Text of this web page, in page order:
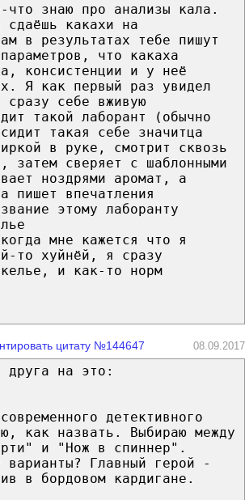
знаю про анализы кала.
сдаёшь какахи на
в результатах тебе пишут
что какаха
консистенции и у неё
Я как первый раз увидел
сразу себе вживую
такой лаборант (обычно
такая себе значитца
в руке, смотрит сквозь
затем сверяет с шаблонными
ноздрями аромат, а
пишет впечатления
этому лаборанту
мне кажется что я
то хуйнёй, я сразу
и как-то норм
цитату №144647 08.09.2017
друга на это:
детективного
как назвать. Выбираю между
и "Нож в спиннер".
варианты? Главный герой -
в бордовом кардигане.